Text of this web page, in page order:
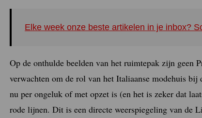
Elke week onze beste artikelen in je inbox?
Op de onthulde beelden van het ruimtepak zijn geen
verwachten om de rol van het Italiaanse modehuis
nu per ongeluk of met opzet is (en het is zeker dat
rode lijnen. Dit is een directe weerspiegeling van de